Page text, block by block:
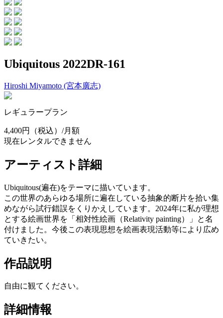
Ubiquitous 2022DR-161
Hiroshi Miyamoto (宮本廣志)
レギュラープラン
4,400円
（税込）/月額
現在レンタルできません
アーティスト詳細
Ubiquitous(遍在)をテーマに描いています。
この世界のあらゆる場所に遍在している抽象的断片を拾い集
めながら試行錯誤をくりかえしています。2024年に私が理想
とする絵画世界を「相対性絵画（Relativity painting）」と名
付けました。今後この表現思想を絵画表現活動等により広め
ていきたい。
作品説明
自由に観てください。
詳細情報